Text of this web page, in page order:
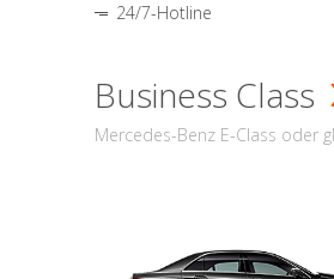
24/7-Hotline
Business Class
Mercedes-Benz E-Class oder